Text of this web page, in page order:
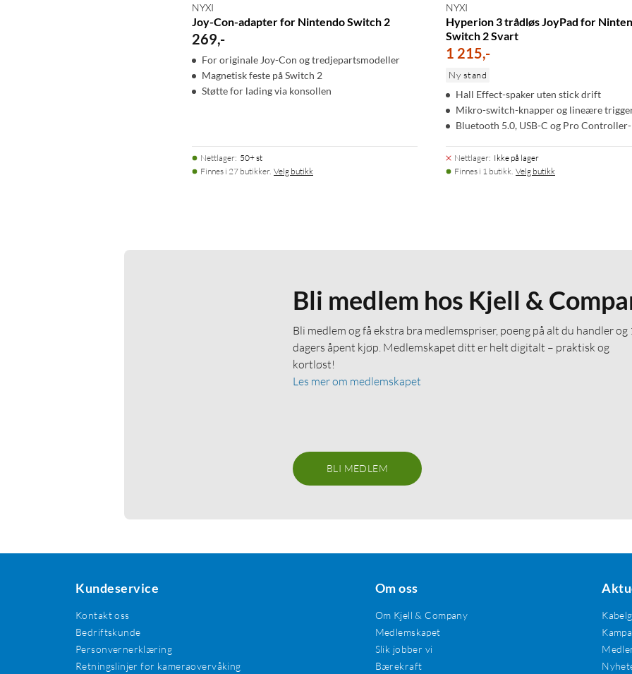
NYXI
Joy-Con-adapter for Nintendo Switch 2
269,-
For originale Joy-Con og tredjepartsmodeller
Magnetisk feste på Switch 2
Støtte for lading via konsollen
Nettlager: 50+ st
Finnes i 27 butikker. Velg butikk
NYXI
Hyperion 3 trådløs JoyPad for
Switch 2 Svart
1 215,-
Ny stand
Hall Effect-spaker uten stick drift
Mikro-switch-knapper og lineære
Bluetooth 5.0, USB-C og Pro
Nettlager: Ikke på lager
Finnes i 1 butikk. Velg butikk
Bli medlem hos Kjell &
Bli medlem og få ekstra bra medlemspriser, poeng på alt du handler og
dagers åpent kjøp. Medlemskapet ditt er helt digitalt – praktisk og
kortløst!
Les mer om medlemskapet
BLI MEDLEM
Kundeservice
Kontakt oss
Bedriftskunde
Personvernerklæring
Retningslinjer for kameraovervåking
Om oss
Om Kjell & Company
Medlemskapet
Slik jobber vi
Bærekraft